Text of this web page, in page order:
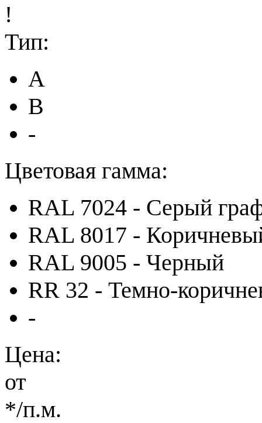
!
Тип:
A
B
-
Цветовая гамма:
RAL 7024 - Серый
RAL 8017 -
RAL 9005 - Черный
RR 32 - Темно-
-
Цена:
от
*/п.м.